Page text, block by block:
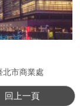
北市商業處
回上一頁